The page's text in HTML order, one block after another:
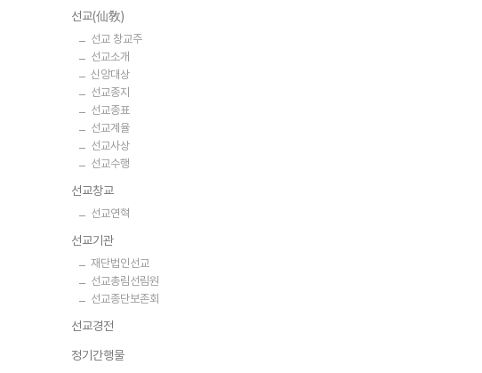
선교(仙敎)
선교 창교주
선교소개
신앙대상
선교종지
선교종표
선교계율
선교사상
선교수행
선교창교
선교연혁
선교기관
재단법인선교
선교총림선림원
선교종단보존회
선교경전
정기간행물